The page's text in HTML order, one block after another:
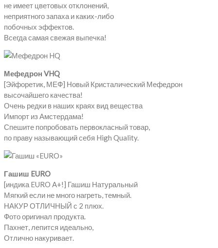
не имеет цветовых отклонений,
неприятного запаха и каких-либо
побочных эффектов.
Всегда самая свежая выпечка!
Мефедрон VHQ
[Эйфоретик, МЕФ] Новый Кристалический Мефедрон
высочайшего качества!
Очень редки в наших краях вид вещества
Импорт из Амстердама!
Спешите попробовать первокласный товар,
по праву называющий себя High Quality.
Гашиш EURO
[индика EURO A+!] Гашиш Натуральный
Мягкий если не много нагреть, темный.
НАКУР ОТЛИЧНЫЙ с 2 плюх.
Фото оригинал продукта.
Пахнет, лепится идеально,
Отлично накуривает.